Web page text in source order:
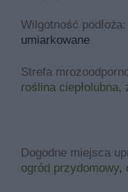
Wilgotność podłoża:
umiarkowane
Strefa
roślina
Dogodne miejsca
ogród przydomowy,